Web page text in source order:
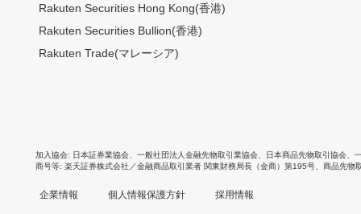
Rakuten Securities Hong Kong(香港)
Rakuten Securities Bullion(香港)
Rakuten Trade(マレーシア)
加入協会 日本証券業協会 一般社団法人金融先物取引業協会 日本商品先物取引協会
商号等 楽天証券株式会社／金融商品取引業者 関東財務局長（金商）第195号、商品先物
企業情報 個人情報保護方針 採用情報